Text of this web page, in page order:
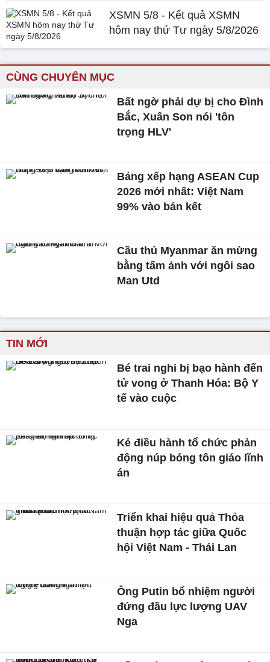
XSMN 5/8 - Kết quả XSMN
hôm nay thứ Tư ngày 5/8/2026
CÙNG CHUYÊN MỤC
Bất ngờ phải dự bị cho Đình
Bắc, Xuân Son nói 'tôn
trọng HLV'
Bảng xếp hạng ASEAN Cup
2026 mới nhất: Việt Nam
99% vào bán kết
Cầu thủ Myanmar ăn mừng
bằng tấm ảnh với ngôi sao
Man Utd
TIN MỚI
Bé trai nghi bị bạo hành đến
tử vong ở Thanh Hóa: Bộ Y
tế vào cuộc
Kẻ điều hành tổ chức phản
động núp bóng tôn giáo lĩnh
án
Triển khai hiệu quả Thỏa
thuận hợp tác giữa Quốc
hội Việt Nam - Thái Lan
Ông Putin bổ nhiệm người
đứng đầu lực lượng UAV
Nga